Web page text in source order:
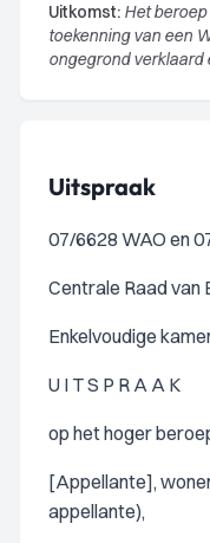
Uitkomst: Het
toekenning van een
ongegrond verklaard
Uitspraak
07/6628 WAO en
Centrale Raad van
Enkelvoudige
U I T S P R A A K
op het hoger
[Appellante],
appellante),